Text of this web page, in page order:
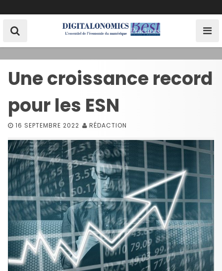
k
Une croissance record
pour les ESN
16 SEPTEMBRE 2022 RÉDACTION